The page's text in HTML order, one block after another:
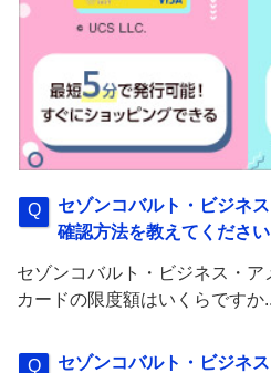
セゾンコバルト・ビジネ
確認方法を教えてください
セゾンコバルト・ビジネス・ア
カードの限度額はいくらですか
セゾンコバルト・ビジネ